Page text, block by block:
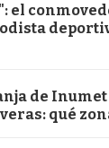
el
de
qué